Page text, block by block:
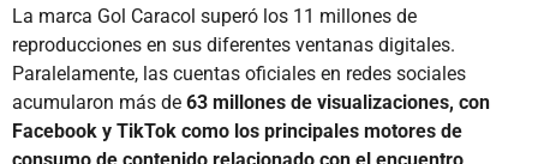
La marca Gol Caracol superó los 11 millones de
reproducciones en sus diferentes ventanas digitales.
Paralelamente, las cuentas oficiales en redes sociales
acumularon más de 63 millones de visualizaciones, con
Facebook y TikTok como los principales motores de